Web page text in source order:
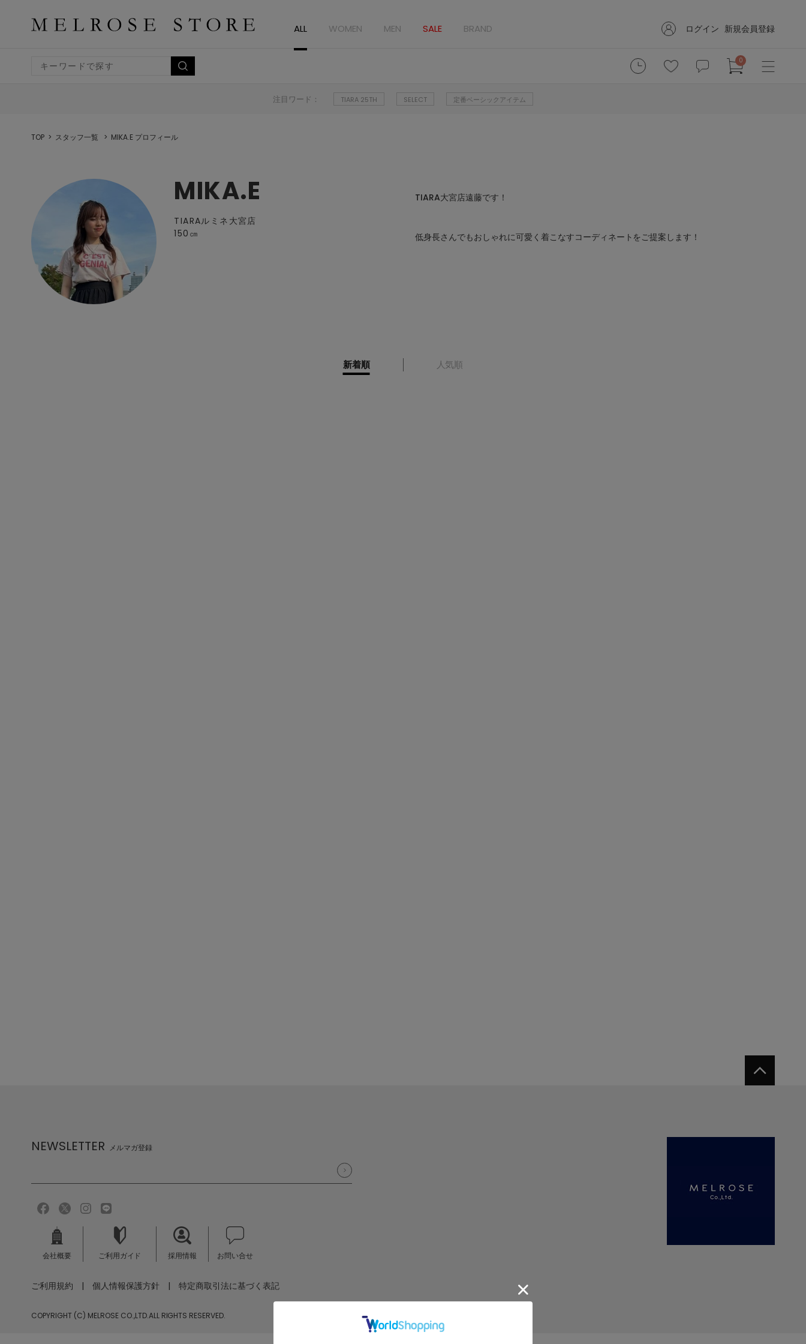
ALL WOMEN MEN SALE BRAND ログイン 新規会員登録
0
注目ワード： TIARA 25TH SELECT 定番ベーシックアイテム
TOP スタッフ一覧 MIKA.E プロフィール
MIKA.E
TIARAルミネ大宮店
150㎝
TIARA大宮店遠藤です！
低身長さんでもおしゃれに可愛く着こなすコーディネートをご提案します！
新着順 人気順
NEWSLETTER